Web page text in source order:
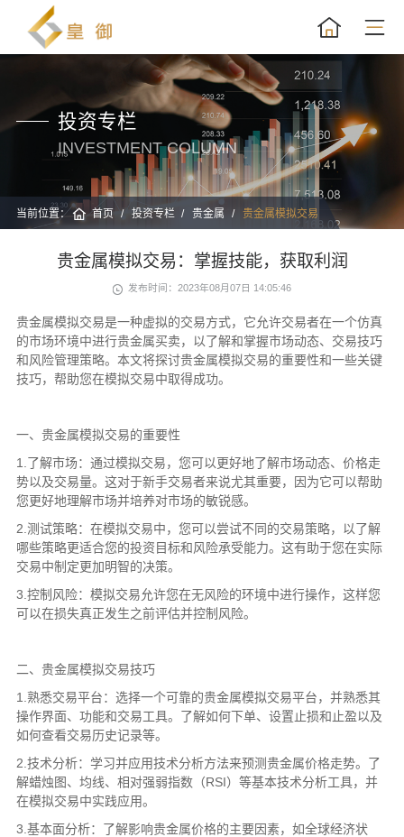
投资专栏
INVESTMENT COLUMN
当前位置： 首页 投资专栏 贵金属 贵金属模拟交易
贵金属模拟交易：掌握技能，获取利润
发布时间：2023年08月07日 14:05:46
贵金属模拟交易是一种虚拟的交易方式，它允许交易者在一个仿真
的市场环境中进行贵金属买卖，以了解和掌握市场动态、交易技巧
和风险管理策略。本文将探讨贵金属模拟交易的重要性和一些关键
技巧，帮助您在模拟交易中取得成功。
一、贵金属模拟交易的重要性
1.了解市场：通过模拟交易，您可以更好地了解市场动态、价格走
势以及交易量。这对于新手交易者来说尤其重要，因为它可以帮助
您更好地理解市场并培养对市场的敏锐感。
2.测试策略：在模拟交易中，您可以尝试不同的交易策略，以了解
哪些策略更适合您的投资目标和风险承受能力。这有助于您在实际
交易中制定更加明智的决策。
3.控制风险：模拟交易允许您在无风险的环境中进行操作，这样您
可以在损失真正发生之前评估并控制风险。
二、贵金属模拟交易技巧
1.熟悉交易平台：选择一个可靠的贵金属模拟交易平台，并熟悉其
操作界面、功能和交易工具。了解如何下单、设置止损和止盈以及
如何查看交易历史记录等。
2.技术分析：学习并应用技术分析方法来预测贵金属价格走势。了
解蜡烛图、均线、相对强弱指数（RSI）等基本技术分析工具，并
在模拟交易中实践应用。
3.基本面分析：了解影响贵金属价格的主要因素，如全球经济状